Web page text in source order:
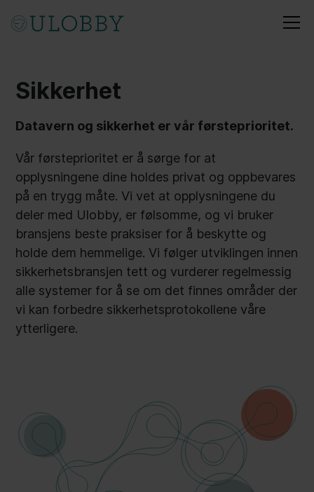
Sikkerhet
Datavern og sikkerhet er vår førsteprioritet.
Vår førsteprioritet er å sørge for at
opplysningene dine holdes privat og oppbevares
på en trygg måte. Vi vet at opplysningene du
deler med Ulobby, er følsomme, og vi bruker
bransjens beste praksiser for å beskytte og
holde dem hemmelige. Vi følger utviklingen innen
sikkerhetsbransjen tett og vurderer regelmessig
alle systemer for å se om det finnes områder der
vi kan forbedre sikkerhetsprotokollene våre
ytterligere.